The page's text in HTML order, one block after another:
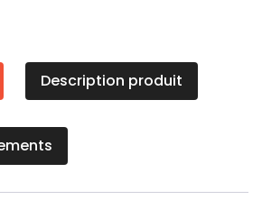
Description produit